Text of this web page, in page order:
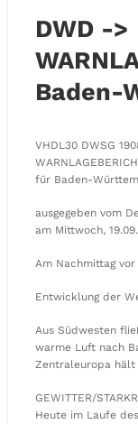
DWD ->
Baden-
VHDL30 DWSG
für Baden-
ausgegeben vom
am Mittwoch,
Am Nachmittag
Entwicklung der
Aus Südwesten
warme Luft nach
Zentraleuropa hält
GEWITTER/
Heute im Laufe